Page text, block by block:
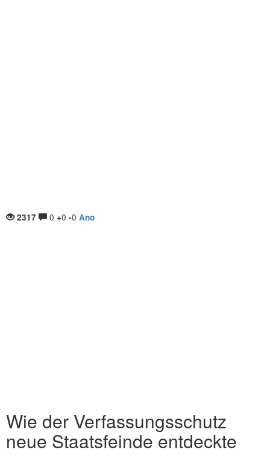
2317 0 +0 -0 Ano
Wie der Verfassungsschutz
neue Staatsfeinde entdeckte